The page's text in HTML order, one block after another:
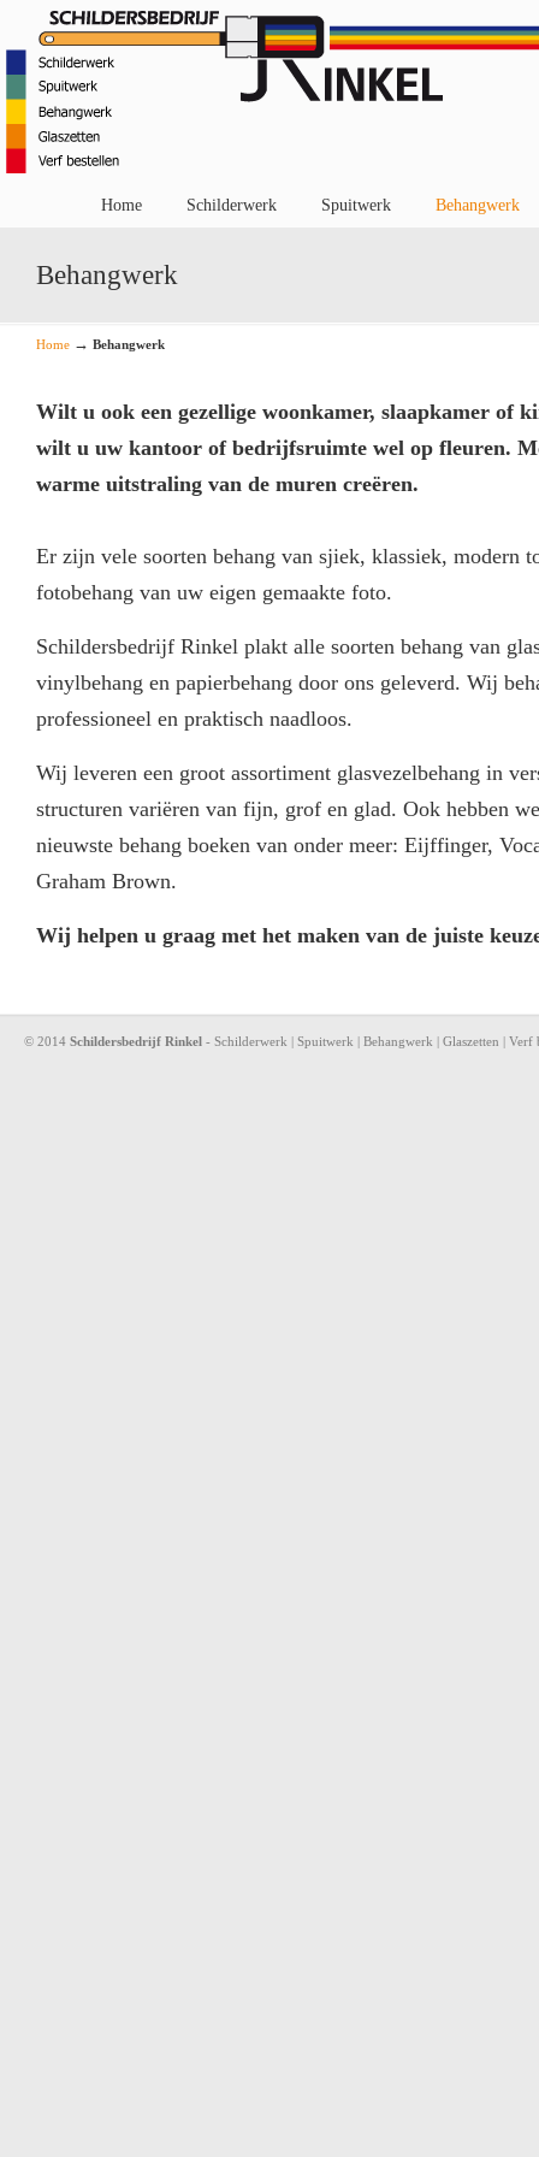
Home Schilderwerk Spuitwerk Behangwerk
Behangwerk
Home → Behangwerk
Wilt u ook een gezellige woonkamer, slaapkamer of
wilt u uw kantoor of bedrijfsruimte wel op fleuren.
warme uitstraling van de muren creëren.
Er zijn vele soorten behang van sjiek, klassiek, modern
fotobehang van uw eigen gemaakte foto.
Schildersbedrijf Rinkel plakt alle soorten behang van
vinylbehang en papierbehang door ons geleverd. Wij
professioneel en praktisch naadloos.
Wij leveren een groot assortiment glasvezelbehang in
structuren variëren van fijn, grof en glad. Ook hebben
nieuwste behang boeken van onder meer: Eijffinger,
Graham Brown.
Wij helpen u graag met het maken van de juiste
© 2014 Schildersbedrijf Rinkel - Schilderwerk | Spuitwerk | Behangwerk | Glaszetten | Verf